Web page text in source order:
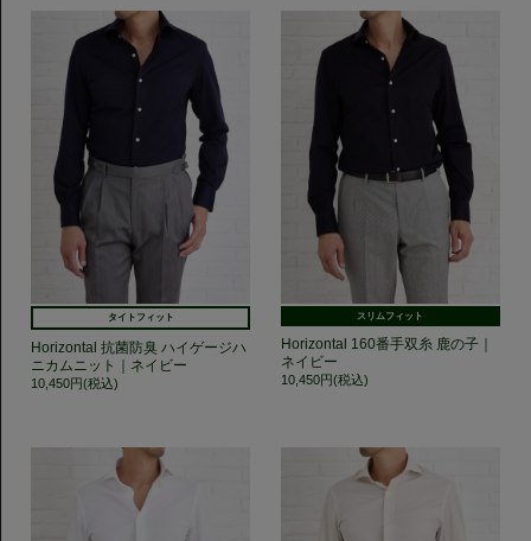
タイトフィット
Horizontal 抗菌防臭 ハイゲージハ
ニカムニット｜ネイビー
10,450円(税込)
スリムフィット
Horizontal 160番手双糸 鹿の子｜
ネイビー
10,450円(税込)